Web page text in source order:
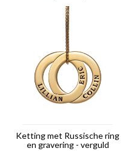
Ketting met Russische ring
en gravering - verguld